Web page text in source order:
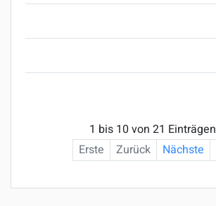
1 bis 10 von 21 Einträgen
Erste
Zurück Nächste